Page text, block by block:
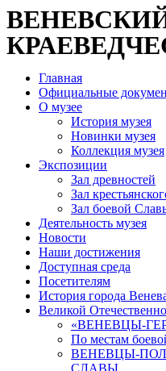
Главная
Официальные
О музее
История музея
Новинки музея
Коллекция музея
Экспозиции
Зал древностей
Зал
Зал боевой
Деятельность музея
Новости
Наши достижения
Доступная среда
Посетителям
История города
Великой
«ВЕНЕВЦЫ-
По местам
ВЕНЕВЦЫ-
СЛАВЫ